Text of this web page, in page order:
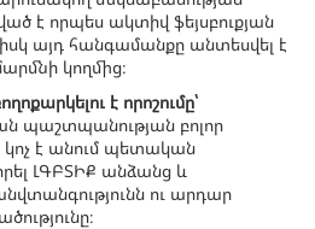
է որպես ակտիվ ֆեյսբուքյան
այդ հանգամանքը անտեսվել է
կողմից։
է որոշումը՝
պաշտպանության բոլոր
կոչ է անում պետական
ԼԳԲՏԻՔ անձանց և
ու արդար